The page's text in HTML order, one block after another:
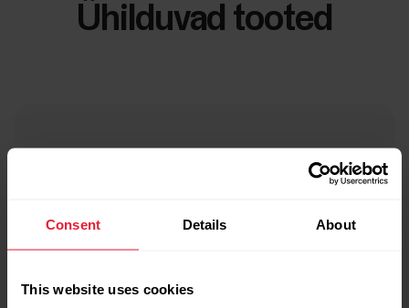
Consent Details About
This website uses cookies
Ühilduvad tooted